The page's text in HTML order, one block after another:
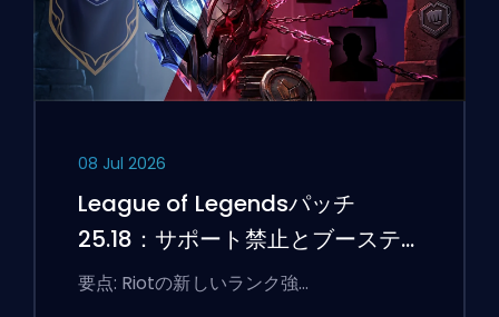
08 Jul 2026
League of Legendsパッチ
25.18：サポート禁止とブーステ
ィングのフラグ
要点: Riotの新しいランク強…